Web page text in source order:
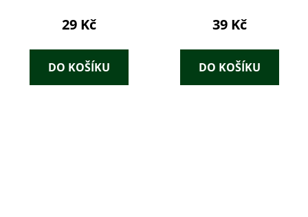
29 Kč
DO KOŠÍKU
39 Kč
DO KOŠÍKU